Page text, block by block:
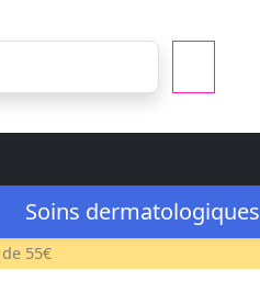
Soins dermatologiques
55€